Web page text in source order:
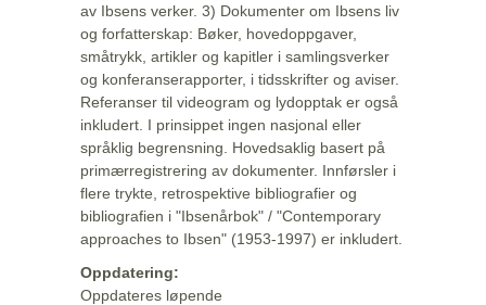
av Ibsens verker. 3) Dokumenter om Ibsens liv
og forfatterskap: Bøker, hovedoppgaver,
småtrykk, artikler og kapitler i samlingsverker
og konferanserapporter, i tidsskrifter og aviser.
Referanser til videogram og lydopptak er også
inkludert. I prinsippet ingen nasjonal eller
språklig begrensning. Hovedsaklig basert på
primærregistrering av dokumenter. Innførsler i
flere trykte, retrospektive bibliografier og
bibliografien i "Ibsenårbok" / "Contemporary
approaches to Ibsen" (1953-1997) er inkludert.
Oppdatering:
Oppdateres løpende